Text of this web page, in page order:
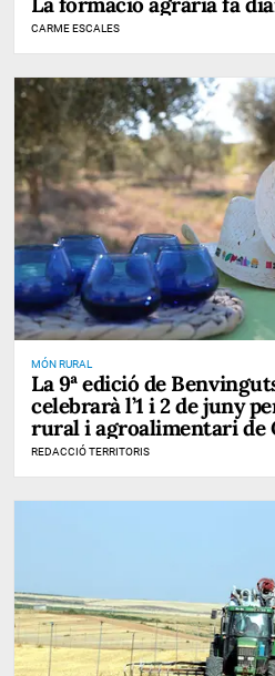
CARME ESCALES
MÓN RURAL
La 9ª edició de
celebrarà l’1 i 2 de juny
rural i agroalimentari de
REDACCIÓ TERRITORIS